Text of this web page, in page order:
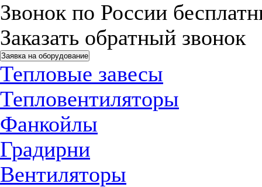
Звонок по России
Заказать обратный звонок
Заявка на оборудование
Тепловые завесы
Тепловентиляторы
Фанкойлы
Градирни
Вентиляторы